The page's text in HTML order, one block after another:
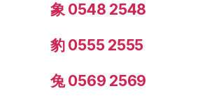
象 0548 2548
豹 0555 2555
兔 0569 2569